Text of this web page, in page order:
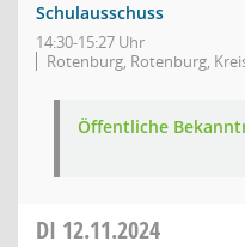
Schulausschuss
14:30-15:27 Uhr
Rotenburg, Rotenburg,
Öffentliche
DI 12.11.2024